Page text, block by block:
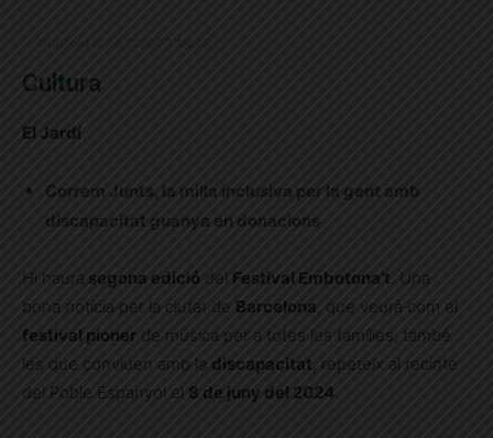
Cultura
El Jardí
Correm Junts, la milla inclusiva per la gent amb
discapacitat guanya en donacions
Hi haurà segona edició del Festival Embotona’t. Una
bona notícia per la ciutat de Barcelona, que veurà com el
festival pioner de música per a totes les famílies, també
les que conviuen amb la discapacitat , repeteix al recinte
del Poble Espanyol el
8 de juny del 2024.